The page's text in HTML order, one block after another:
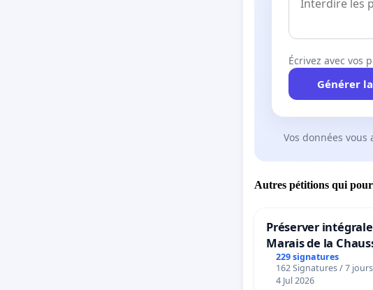
Écrivez avec vos
Générer
Vos données
Autres pétitions qui
Préserver
Marais de la
229 signatures
162 Signatures / 7 jours
4 Jul 2026